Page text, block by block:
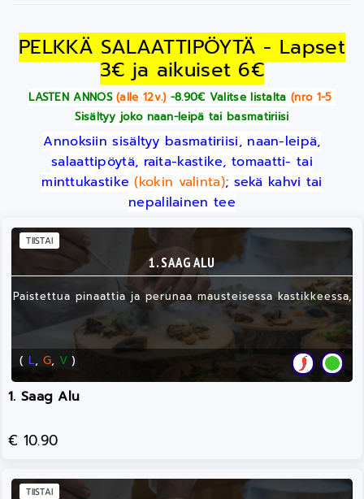
PELKKÄ SALAATTIPÖYTÄ - Lapset
3€ ja aikuiset 6€
LASTEN ANNOS(alle 12v.)-8.90€ Valitse listalta (nro 1-5
Sisältyy joko naan-leipä tai basmatiriisi
Annoksiin sisältyy basmatiriisi, naan-leipä,
salaattipöytä, raita-kastike, tomaatti- tai
minttukastike(kokin valinta); sekä kahvi tai
nepalilainen tee
1. SAAG ALU
Paistettua pinaattia ja perunaa mausteisessa kastikkeessa,
( L, G, V )
TIISTAI
1. Saag Alu
€ 10.90
TIISTAI